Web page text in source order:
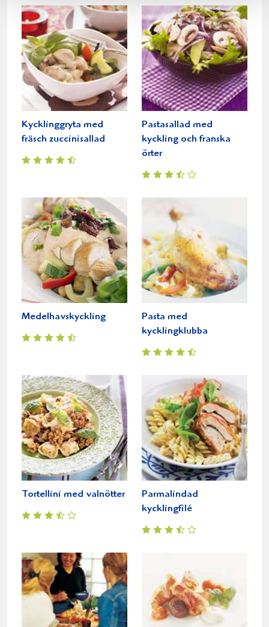
Kycklinggryta med
fräsch zuccinisallad
Pastasallad med
kyckling och franska
örter
Medelhavskyckling
Pasta med
kycklingklubba
Tortellini med valnötter
Parmalindad
kycklingfilé